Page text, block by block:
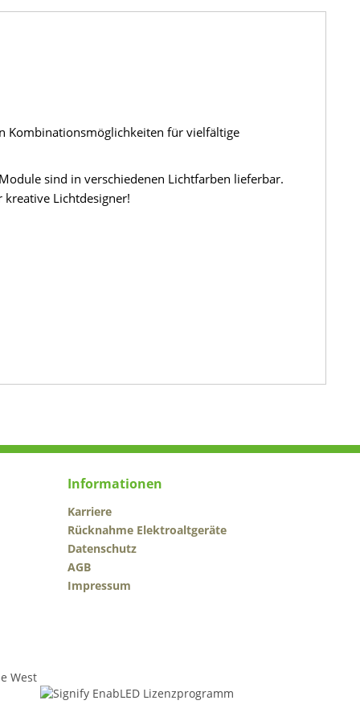
Kombinationsmöglichkeiten für vielfältige
sind in verschiedenen Lichtfarben lieferbar.
kreative Lichtdesigner!
Informationen
Karriere
Rücknahme Elektroaltgeräte
Datenschutz
AGB
Impressum